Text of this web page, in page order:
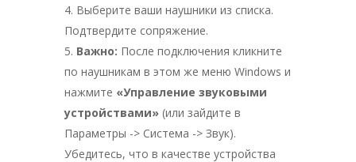
Выберите ваши наушники из списка.
Подтвердите сопряжение.
Важно: После подключения кликните
по наушникам в этом же меню Windows и
нажмите «Управление звуковыми
устройствами»(или зайдите в
Параметры -> Система -> Звук).
Убедитесь, что в качестве устройства